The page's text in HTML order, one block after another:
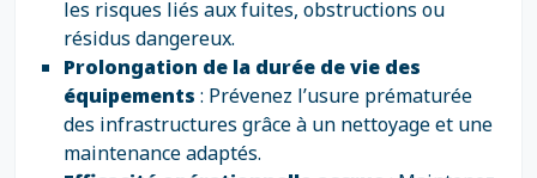
les risques liés aux fuites, obstructions ou
résidus dangereux.
Prolongation de la durée de vie des
équipements : Prévenez l’usure prématurée
des infrastructures grâce à un nettoyage et une
maintenance adaptés.